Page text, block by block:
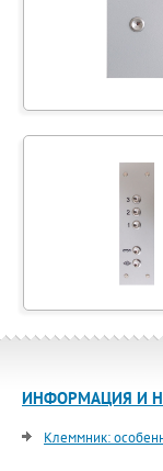
ИНФОРМАЦИЯ И
Клеммник: